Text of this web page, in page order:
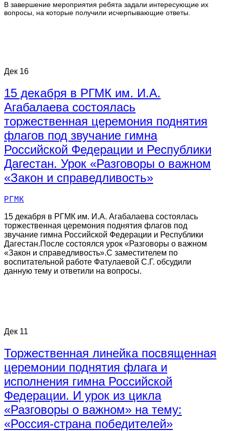
В завершение мероприятия ребята задали интересующие их
вопросы, на которые получили исчерпывающие ответы.
Дек 16
15 декабря в РГМК им. И.А.
Агабалаева состоялась
торжественная церемония поднятия
флагов под звучание гимна
Российской Федерации и Республики
Дагестан. Урок «Разговоры о важном
«Закон и справедливость»
РГМК
15 декабря в РГМК им. И.А. Агабалаева состоялась
торжественная церемония поднятия флагов под
звучание гимна Российской Федерации и Республики
Дагестан.После состоялся урок «Разговоры о важном
«Закон и справедливость».С заместителем по
воспитательной работе Фатулаевой С.Г. обсудили
данную тему и ответили на вопросы.
Дек 11
Торжественная линейка посвященная
церемонии поднятия флага и
исполнения гимна Российской
Федерации. И урок из цикла
«Разговоры о важном» на тему:
«Россия-страна победителей»